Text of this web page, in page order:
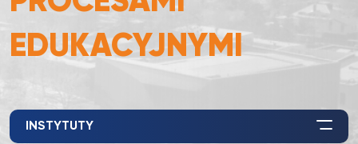
EDUKACYJNYMI
INSTYTUTY